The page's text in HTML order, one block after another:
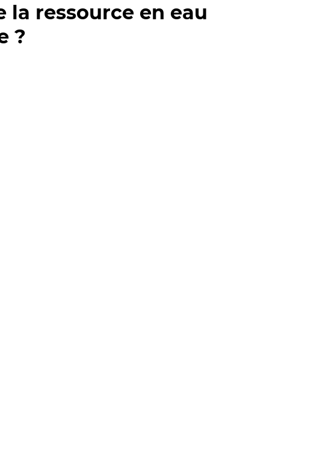
la ressource en eau
?